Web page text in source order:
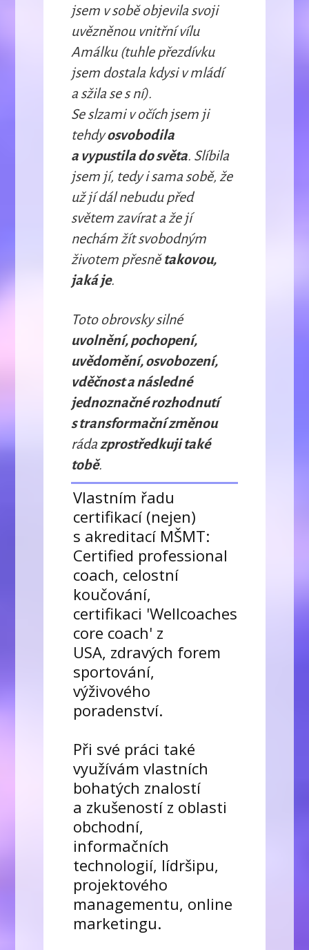
jsem v sobě objevila svoji
uvězněnou vnitřní vílu
Amálku (tuhle přezdívku
jsem dostala kdysi v mládí
a sžila se s ní).
Se slzami v očích jsem ji
tehdyosvobodila
a vypustila do světa. Slíbila
jsem jí, tedy i sama sobě, že
už jí dál nebudu před
světem zavírat a že jí
nechám žít svobodným
životem přesnětakovou,
jaká je.
Toto obrovsky silné
uvolnění, pochopení,
uvědomění, osvobození,
vděčnost a následné
jednoznačné rozhodnutí
s transformační změnou
ráda zprostředkuji také
tobě.
Vlastním řadu
certifikací (nejen)
s akreditací MŠMT:
Certified professional
coach, celostní
koučování,
certifikaci 'Wellcoaches
core coach' z
USA, zdravých forem
sportování,
výživového
poradenství.
Při své práci také
využívám vlastních
bohatých znalostí
a zkušeností z oblasti
obchodní,
informačních
technologií, lídršipu,
projektového
managementu, online
marketingu.